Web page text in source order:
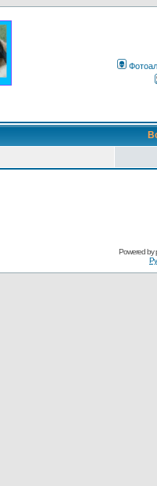
Powered by